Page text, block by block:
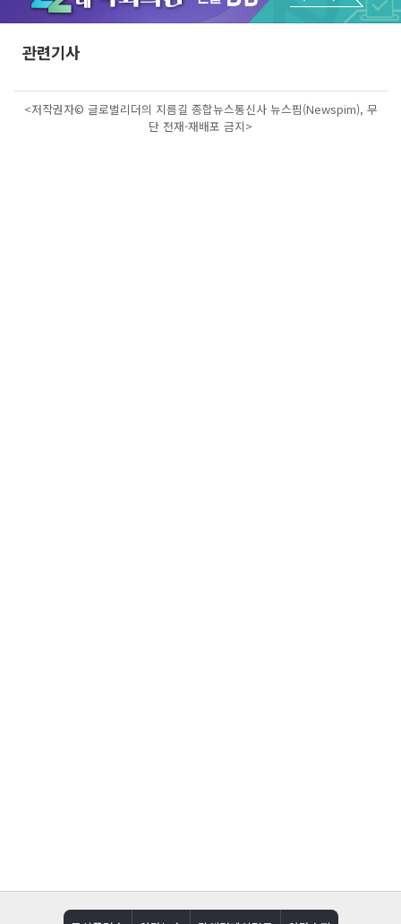
Unmute
관련기사
<저작권자© 글로벌리더의 지름길 종합뉴스통신사 뉴스핌(Newspim), 무
단 전재-재배포 금지>